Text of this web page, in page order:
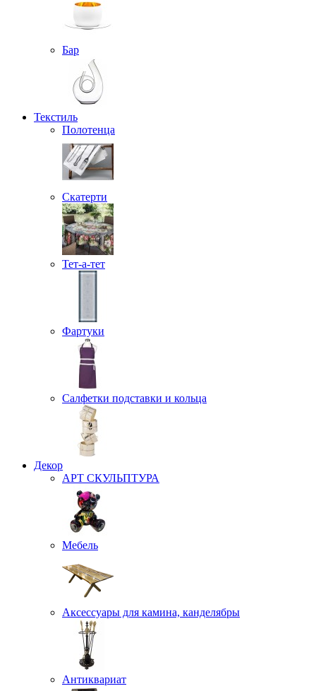
Бар
Текстиль
Полотенца
Скатерти
Тет-а-тет
Фартуки
Салфетки подставки и кольца
Декор
АРТ СКУЛЬПТУРА
Мебель
Аксессуары для камина, канделябры
Антиквариат